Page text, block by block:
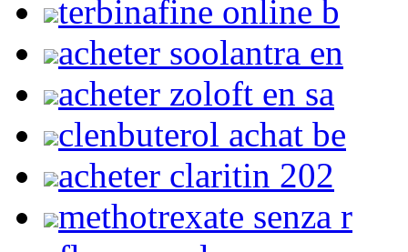
terbinafine online b
acheter soolantra en
acheter zoloft en sa
clenbuterol achat be
acheter claritin 202
methotrexate senza r